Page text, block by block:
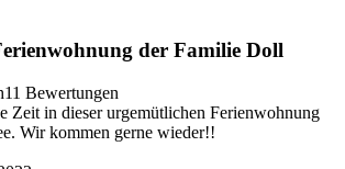
der Familie Doll
11 Bewertungen
Zeit in dieser urgemütlichen Ferienwohnung
Wir kommen gerne wieder!!